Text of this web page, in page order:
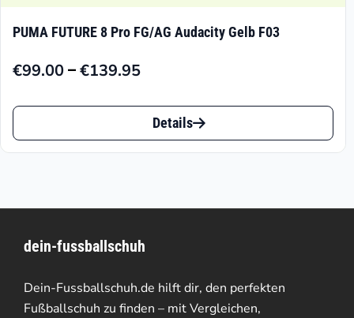
auf.
Die
Optionen
können
der
Produktseite
werden
PUMA FUTURE 8 Pro FG/AG Audacity Gelb F03
€99.00–€139.95
Preisspanne:
€139.95
Dieses
Produkt
auf.
Die
Optionen
Details
dein-fussballschuh
Dein-Fussballschuh.de hilft dir, den perfekten
Fußballschuh zu finden – mit Vergleichen,